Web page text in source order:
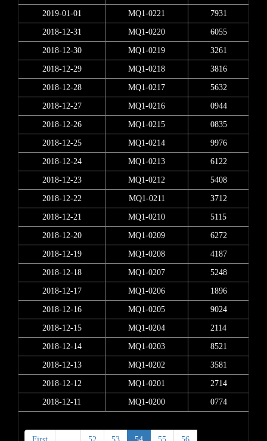
2019-01-01 MQ1-0221 7931
2018-12-31 MQ1-0220 6055
2018-12-30 MQ1-0219 3261
2018-12-29 MQ1-0218 3816
2018-12-28 MQ1-0217 5632
2018-12-27 MQ1-0216 0944
2018-12-26 MQ1-0215 0835
2018-12-25 MQ1-0214 9976
2018-12-24 MQ1-0213 6122
2018-12-23 MQ1-0212 5408
2018-12-22 MQ1-0211 3712
2018-12-21 MQ1-0210 5115
2018-12-20 MQ1-0209 6272
2018-12-19 MQ1-0208 4187
2018-12-18 MQ1-0207 5248
2018-12-17 MQ1-0206 1896
2018-12-16 MQ1-0205 9024
2018-12-15 MQ1-0204 2114
2018-12-14 MQ1-0203 8521
2018-12-13 MQ1-0202 3581
2018-12-12 MQ1-0201 2714
2018-12-11 MQ1-0200 0774